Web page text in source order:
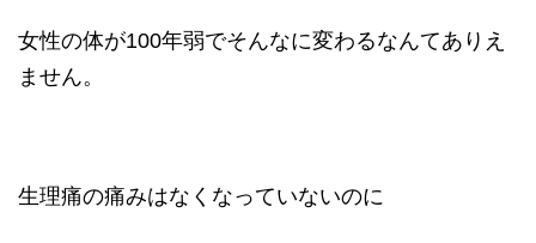
女性の体が100年弱でそんなに変わるなんてありえ
ません。
生理痛の痛みはなくなっていないのに